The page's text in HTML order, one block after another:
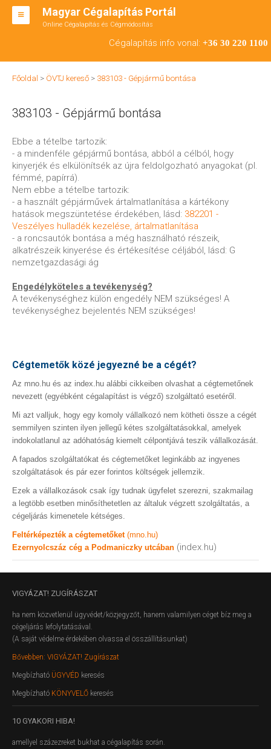
Magyar Cégalapítás Portál
Online Cégalapítás és Cégmódosítás
Cégalapítás info vonal: +36 30 220 1100
BT ALAPÍTÁS
CÉGMÓDOSÍTÁS
ÁTALAKULÁS
TEÁOR SZÁMOK '08
ENGEDÉLYKÖTELES
KAPCSOLAT
IRODÁK
Főoldal > ÖVTJ kereső > 383103 - Gépjármű bontása
383103 - Gépjármű bontása
Ebbe a tételbe tartozik:
- a mindenféle gépjármű bontása, abból a célból, hogy
kinyerjék és elkülönítsék az újra feldolgozható anyagokat (pl.
fémmé, papírrá).
Nem ebbe a tételbe tartozik:
- a használt gépjárművek ártalmatlanítása a kártékony
hatások megszüntetése érdekében, lásd: 382201 -
Veszélyes hulladék kezelése, ártalmatlanítása
- a roncsautók bontása a még használható részeik,
alkatrészeik kinyerése és értékesítése céljából, lásd: G
nemzetgazdasági ág
Engedélyköteles a tevékenység?
A tevékenységhez külön engedély NEM szükséges! A
tevékenységhez bejelentés NEM szükséges!
Cégtemetők közé jegyezné be a cégét?
Az mno.hu és az index.hu alábbi cikkeiben olvashat a cégtemetőnek
nevezett (egyébként cégalapítást is végző) szolgáltató esetéről.
Mi azt valljuk, hogy egy komoly vállalkozó nem kötheti össze a cégét
semmilyen szinten ilyen jellegű kétes szolgáltatásokkal, amelyek
indokolatlanul az adóhatóság kiemelt célpontjává teszik vállalkozását.
A fapados szolgáltatókat és cégtemetőket leginkább az ingyenes
szolgáltatások és pár ezer forintos költségek jellemzik.
Ezek a vállalkozások csak így tudnak ügyfelet szerezni, szakmailag
a legtöbb esetben minősíthetetlen az általuk végzett szolgáltatás, a
cégeljárás kimenetele kétséges.
Feltérképezték a cégtemetőket (mno.hu)
Ezernyolcszáz cég a Podmaniczky utcában (index.hu)
VIGYÁZAT! ZUGÍRÁSZAT
ha nem közvetlenül ügyvédet/közjegyzőt, hanem valamilyen céget bíz meg a
cégeljárás lefolytatásával.
(A saját védelme érdekében olvassa el összállításunkat)
Bővebben: VIGYÁZAT! Zugírászat
Megbízható ÜGYVÉD keresés
Megbízható KÖNYVELŐ keresés
10 GYAKORI HIBA!
amellyel százezreket bukhat a cégalapítás során.